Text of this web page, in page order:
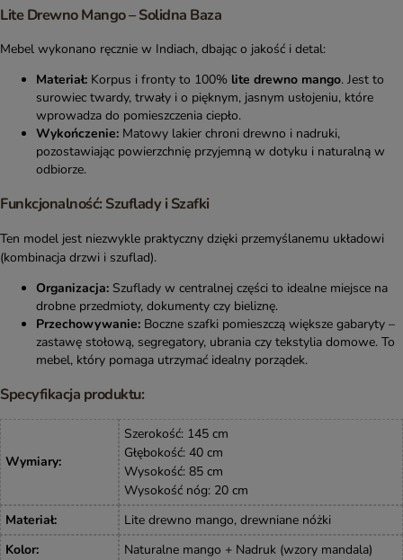
Lite Drewno Mango – Solidna Baza
Mebel wykonano ręcznie w Indiach, dbając o jakość i detal:
Materiał: Korpus i fronty to 100% lite drewno mango. Jest to
surowiec twardy, trwały i o pięknym, jasnym usłojeniu, które
wprowadza do pomieszczenia ciepło.
Wykończenie: Matowy lakier chroni drewno i nadruki,
pozostawiając powierzchnię przyjemną w dotyku i naturalną w
odbiorze.
Funkcjonalność: Szuflady i Szafki
Ten model jest niezwykle praktyczny dzięki przemyślanemu układowi
(kombinacja drzwi i szuflad).
Organizacja: Szuflady w centralnej części to idealne miejsce na
drobne przedmioty, dokumenty czy bieliznę.
Przechowywanie: Boczne szafki pomieszczą większe gabaryty –
zastawę stołową, segregatory, ubrania czy tekstylia domowe. To
mebel, który pomaga utrzymać idealny porządek.
Specyfikacja produktu:
Wymiary:
Szerokość: 145 cm
Głębokość: 40 cm
Wysokość: 85 cm
Wysokość nóg: 20 cm
Materiał:
Lite drewno mango, drewniane nóżki
Kolor:
Naturalne mango + Nadruk (wzory mandala)